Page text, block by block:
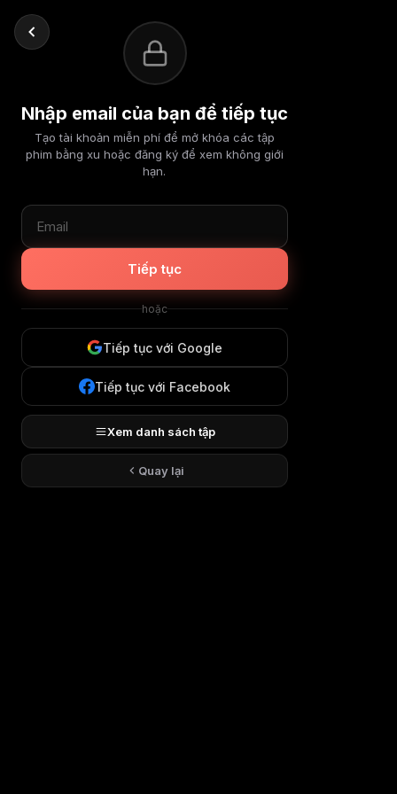
Nhập email của bạn để tiếp tục
Tạo tài khoản miễn phí để mở khóa các tập
phim bằng xu hoặc đăng ký để xem không giới
hạn.
Tiếp tục
hoặc
Tiếp tục với Google
Tiếp tục với Facebook
Xem danh sách tập
Quay lại